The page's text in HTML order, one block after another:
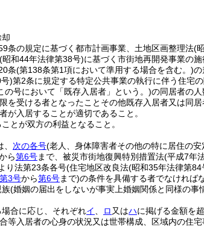
条の規定に基づく都市計画事業、土地区画整理法(
(昭和44年法律第38号)に基づく市街地再開発事業の
条(第138条第1項において準用する場合を含む。)の
)第2条に規定する特定公共事業の執行に伴う住宅
の号において「既存入居者」という。)の同居者の
を受ける者となったことその他既存入居者又は同
が入居することが適切であること。
とが双方の利益となること。
次の各号(老人、身体障害者その他の特に居住の
ら第6号まで、被災市街地復興特別措置法(平成7年
り法第23条各号(住宅地区改良法(昭和35年法律第84
第3号から第6号まで)の条件を具備する者でなければ
族(婚姻の届出をしないが事実上婚姻関係と同様の
場合に応じ、それぞれイ ロ 又はハに掲げる金額を
等入居者の心身の状況又は世帯構成、区域内の住